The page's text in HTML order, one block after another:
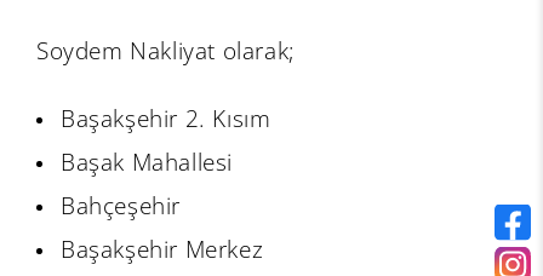
Soydem Nakliyat olarak;
Başakşehir 2. Kısım
Başak Mahallesi
Bahçeşehir
Başakşehir Merkez